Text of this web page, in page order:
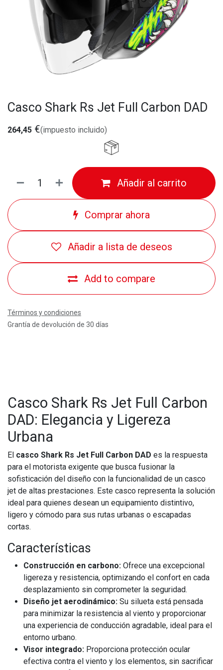
Casco Shark Rs Jet Full Carbon DAD
264,45 €(impuesto incluido)
Añadir al carrito
Comprar ahora
Add to compare
Añadir a lista de deseos
Términos y condiciones
Grantía de devolución de 30 días
Casco Shark Rs Jet Full Carbon
DAD: Elegancia y Ligereza
Urbana
El casco Shark Rs Jet Full Carbon DAD es la respuesta
para el motorista exigente que busca fusionar la
sofisticación del diseño con la funcionalidad de un casco
jet de altas prestaciones. Este casco representa la solución
ideal para quienes desean un equipamiento distintivo,
ligero y cómodo para sus rutas urbanas o escapadas
cortas.
Características
Construcción en carbono: Ofrece una excepcional
ligereza y resistencia, optimizando el confort en cada
desplazamiento sin comprometer la seguridad.
Diseño jet aerodinámico: Su silueta está pensada
para minimizar la resistencia al viento y proporcionar
una experiencia de conducción agradable, ideal para el
entorno urbano.
Visor integrado: Proporciona protección ocular
efectiva contra el viento y los elementos, sin sacrificar